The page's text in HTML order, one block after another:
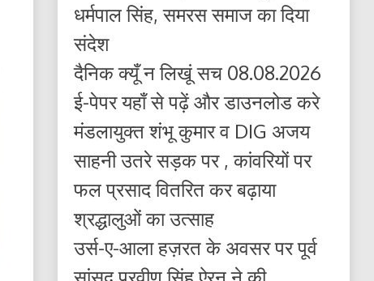
धर्मपाल सिंह, समरस समाज का दिया
संदेश
दैनिक क्यूँ न लिखूं सच 08.08.2026
ई-पेपर यहाँ से पढ़ें और डाउनलोड करे
मंडलायुक्त शंभू कुमार व DIG अजय
साहनी उतरे सड़क पर , कांवरियों पर
फल प्रसाद वितरित कर बढ़ाया
श्रद्धालुओं का उत्साह
उर्स-ए-आला हज़रत के अवसर पर पूर्व